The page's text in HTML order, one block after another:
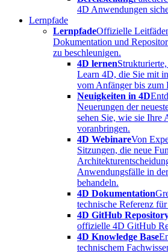
4D Anwendungen
Lernpfade
LernpfadeOffizielle
Dokumentation und
zu beschleunigen.
4D lernen
Learn 4D, die Sie mit
vom Anfänger bis zum
Neuigkeiten in 4D
Neuerungen der
sehen Sie, wie sie Ihre
voranbringen.
4D WebinareVon
Sitzungen, die neue
Anwendungsfälle in
behandeln.
4D Dokumentation
technische Referenz
4D GitHub
offizielle 4D GitHub
4D Knowledge Base
technischem